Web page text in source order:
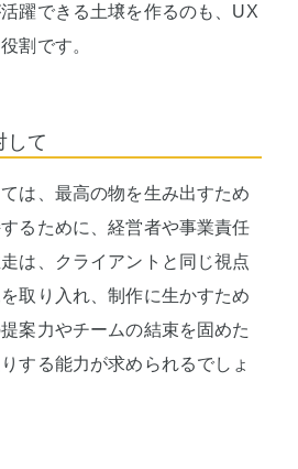
躍できる土壌を作るのも、UX
割です。
して
は、最高の物を生み出すため
るために、経営者や事業責任
は、クライアントと同じ視点
取り入れ、制作に生かすため
案力やチームの結束を固めた
する能力が求められるでしょ